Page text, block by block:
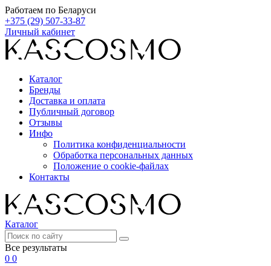
Работаем по Беларуси
+375 (29) 507-33-87
Личный кабинет
Каталог
Бренды
Доставка и оплата
Публичный договор
Отзывы
Инфо
Политика конфиденциальности
Обработка персональных данных
Положение о cookie-файлах
Контакты
Каталог
Все результаты
0 0